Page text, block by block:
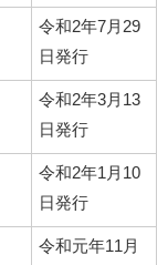
令和2年7月29
日発行
令和2年3月13
日発行
令和2年1月10
日発行
令和元年11月